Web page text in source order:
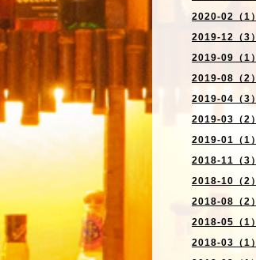
2020-02（1）
2019-12（3）
2019-09（1）
2019-08（2）
2019-04（3）
2019-03（2）
2019-01（1）
2018-11（3）
2018-10（2）
2018-08（2）
2018-05（1）
2018-03（1）